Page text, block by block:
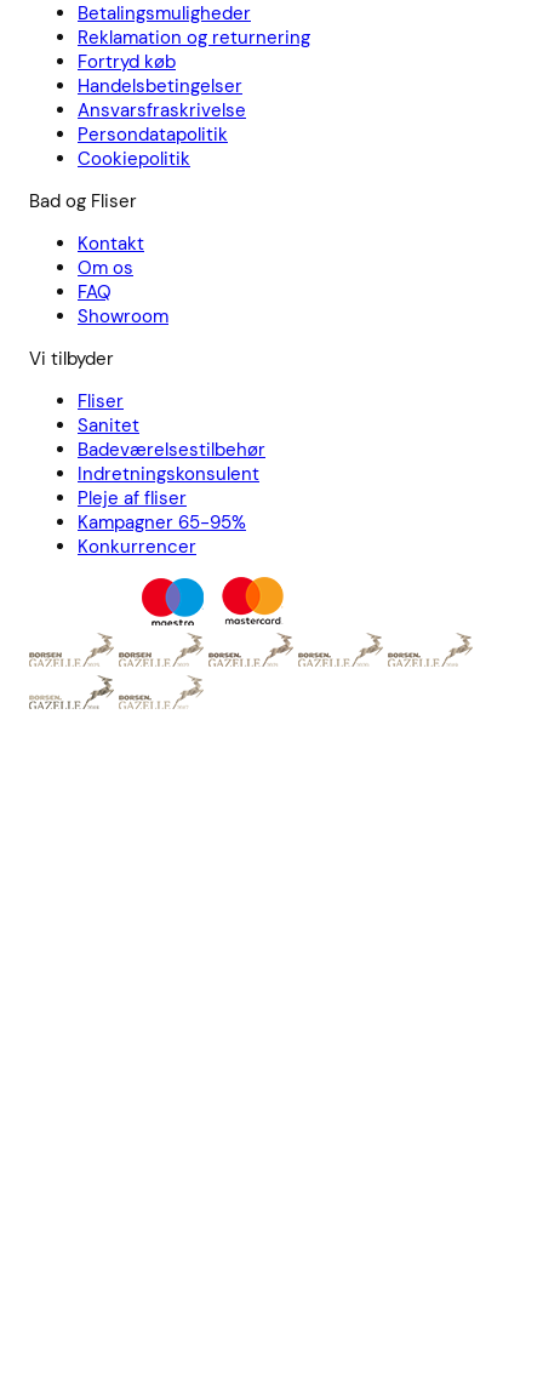
Betalingsmuligheder
Reklamation og returnering
Fortryd køb
Handelsbetingelser
Ansvarsfraskrivelse
Persondatapolitik
Cookiepolitik
Bad og Fliser
Kontakt
Om os
FAQ
Showroom
Vi tilbyder
Fliser
Sanitet
Badeværelsestilbehør
Indretningskonsulent
Pleje af fliser
Kampagner 65-95%
Konkurrencer